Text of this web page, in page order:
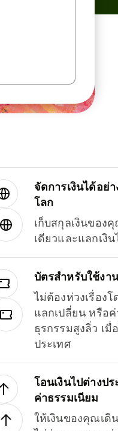
จัดการเงินได้อย่
โลก
เก็บสกุลเงินของ
เดียวและแลกเงิน
บัตรสำหรับใช้งา
ไม่ต้องห่วงเรื่อง
แลกเปลี่ยน หรือ
ธุรกรรมสูงลิ่ว เมื่
ประเทศ
โอนเงินไปต่างป
ค่าธรรมเนียม
ให้เงินของคุณเดิ